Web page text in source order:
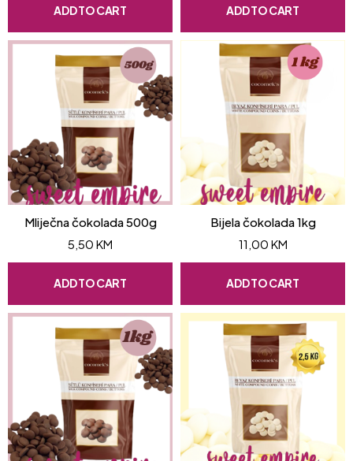
ADD TO CART ADD TO CART
Mliječna čokolada 500g
5,50 KM
ADD TO CART
Bijela čokolada 1kg
11,00 KM
ADD TO CART